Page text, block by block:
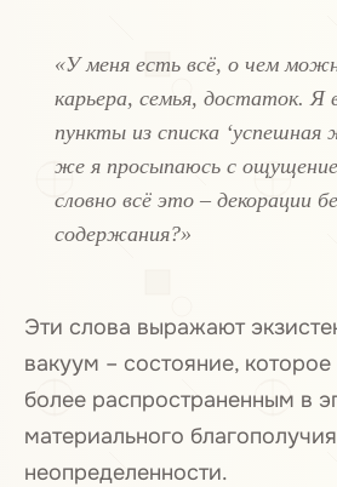
«У меня есть всё, о чем
карьера, семья, достаток. Я
пункты из списка ‘успешная
же я просыпаюсь с
словно всё это – декорации
содержания?»
Эти слова выражают
вакуум – состояние, которое
более распространенным в
материального
неопределенности.